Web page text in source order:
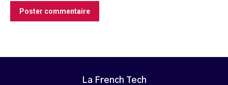
Poster commentaire
La French Tech